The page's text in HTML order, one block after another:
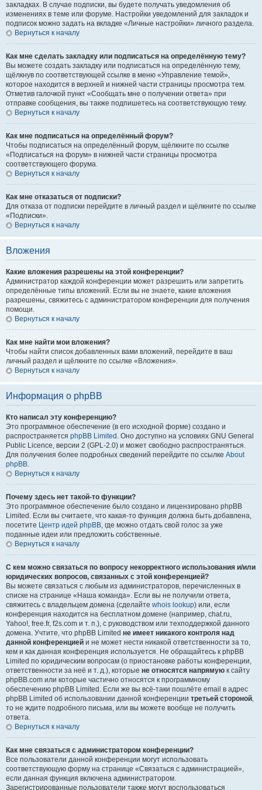
закладках. В случае подписки, вы будете получать уведомления об
изменениях в теме или форуме. Настройки уведомлений для закладок и
подписок можно задать на вкладке «Личные настройки» личного раздела.
Вернуться к началу
Как мне сделать закладку или подписаться на определённую тему?
Вы можете создать закладку или подписаться на определённую тему,
щёлкнув по соответствующей ссылке в меню «Управление темой»,
которое находится в верхней и нижней части страницы просмотра тем.
Отметив галочкой пункт «Сообщать мне о получении ответа» при
отправке сообщения, вы также подпишетесь на соответствующую тему.
Вернуться к началу
Как мне подписаться на определённый форум?
Чтобы подписаться на определённый форум, щёлкните по ссылке
«Подписаться на форум» в нижней части страницы просмотра
соответствующего форума.
Вернуться к началу
Как мне отказаться от подписки?
Для отказа от подписки перейдите в личный раздел и щёлкните по ссылке
«Подписки».
Вернуться к началу
Вложения
Какие вложения разрешены на этой конференции?
Администратор каждой конференции может разрешить или запретить
определённые типы вложений. Если вы не знаете, какие вложения
разрешены, свяжитесь с администратором конференции для получения
помощи.
Вернуться к началу
Как мне найти мои вложения?
Чтобы найти список добавленных вами вложений, перейдите в ваш
личный раздел и щёлкните по ссылке «Вложения».
Вернуться к началу
Информация о phpBB
Кто написал эту конференцию?
Это программное обеспечение (в его исходной форме) создано и
распространяется phpBB Limited . Оно доступно на условиях GNU General
Public Licence, версии 2 (GPL-2.0) и может свободно распространяться.
Для получения более подробных сведений перейдите по ссылке About
phpBB.
Вернуться к началу
Почему здесь нет такой-то функции?
Это программное обеспечение было создано и лицензировано phpBB
Limited. Если вы считаете, что какая-то функция должна быть добавлена,
посетите Центр идей phpBB, где можно отдать свой голос за уже
поданные идеи или предложить собственные.
Вернуться к началу
С кем можно связаться по вопросу некорректного использования и/или
юридических вопросов, связанных с этой конференцией?
Вы можете связаться с любым из администраторов, перечисленных в
списке на странице «Наша команда». Если вы не получили ответа,
свяжитесь с владельцем домена (сделайте whois lookup) или, если
конференция находится на бесплатном домене (например, chat.ru,
Yahoo!, free.fr, f2s.com и т. п.), с руководством или техподдержкой данного
домена. Учтите, что phpBB Limited не имеет никакого контроля над
данной конференцией и не может нести никакой ответственности за то,
кем и как данная конференция используется. Не обращайтесь к phpBB
Limited по юридическим вопросам (о приостановке работы конференции,
ответственности за неё и т. д.), которые не относятся напрямую к сайту
phpBB.com или которые частично относятся к программному
обеспечению phpBB Limited. Если же вы всё-таки пошлёте email в адрес
phpBB Limited об использовании данной конференции третьей стороной,
то не ждите подробного письма, или вы можете вообще не получить
ответа.
Вернуться к началу
Как мне связаться с администратором конференции?
Все пользователи данной конференции могут использовать
соответствующую форму на странице «Связаться с администрацией»,
если данная функция включена администратором.
Зарегистрированные пользователи также могут воспользоваться